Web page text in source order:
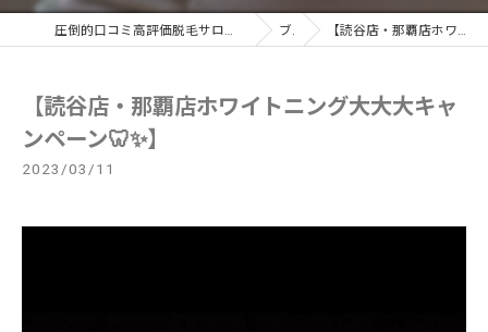
圧倒的口コミ高評価脱毛サロンで最新高出力マシン導入店のBiStoic-ビストイック- ブログ 【読谷店・那覇店ホワイトニング大大大キャンペーン🦷✨】
【読谷店・那覇店ホワイトニング大大大キャ
ンペーン🦷✨】
2023/03/11